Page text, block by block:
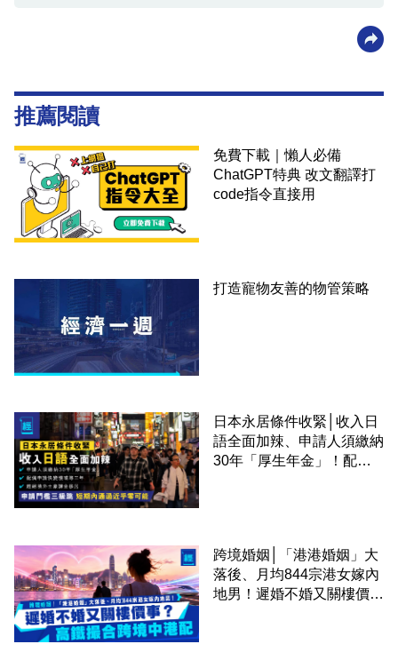
推薦閱讀
免費下載｜懶人必備
ChatGPT特典 改文翻譯打
code指令直接用
打造寵物友善的物管策略
日本永居條件收緊│收入日
語全面加辣、申請人須繳納
30年「厚生年金」！配偶
跨境婚姻│「港港婚姻」大
落後、月均844宗港女嫁內
地男！遲婚不婚又關樓價